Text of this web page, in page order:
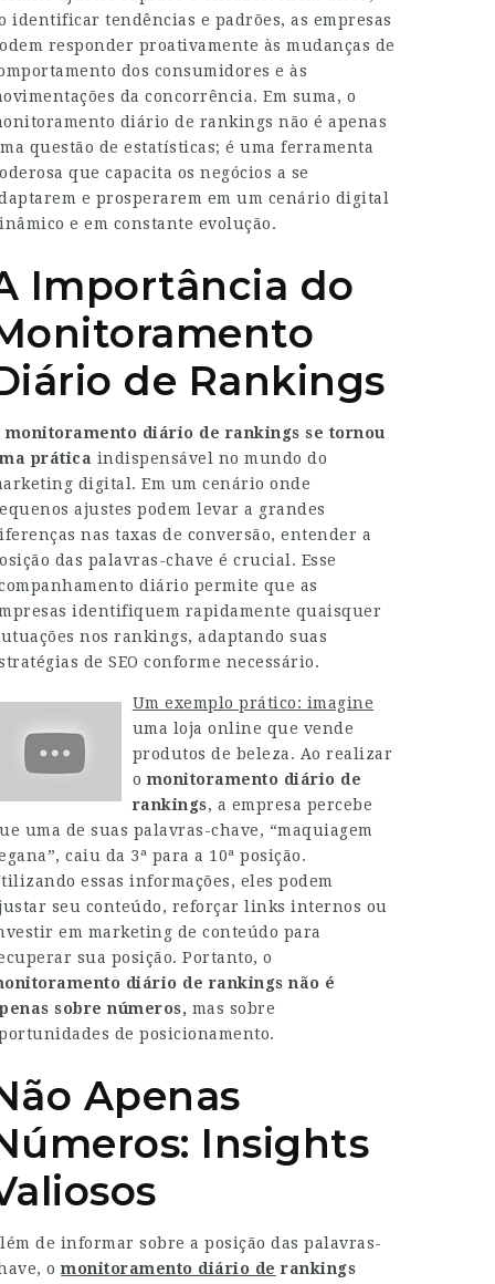
identificar tendências e padrões, as empresas
responder proativamente às mudanças de
dos consumidores e às
da concorrência. Em suma, o
diário de rankings não é apenas
questão de estatísticas; é uma ferramenta
que capacita os negócios a se
e prosperarem em um cenário digital
e em constante evolução.
Importância do
de Rankings
monitoramento diário de rankings se tornou
prática indispensável no mundo do
digital. Em um cenário onde
ajustes podem levar a grandes
nas taxas de conversão, entender a
das palavras-chave é crucial. Esse
diário permite que as
identifiquem rapidamente quaisquer
nos rankings, adaptando suas
de SEO conforme necessário.
Um exemplo prático: imagine
uma loja online que vende
produtos de beleza. Ao realizar
o monitoramento diário de
rankings, a empresa percebe
uma de suas palavras-chave, “maquiagem
caiu da 3ª para a 10ª posição.
essas informações, eles podem
seu conteúdo, reforçar links internos ou
em marketing de conteúdo para
sua posição. Portanto, o
diário de rankings não é
sobre números, mas sobre
de posicionamento.
Apenas
Insights
de informar sobre a posição das palavras-
omonitoramento diário de rankings